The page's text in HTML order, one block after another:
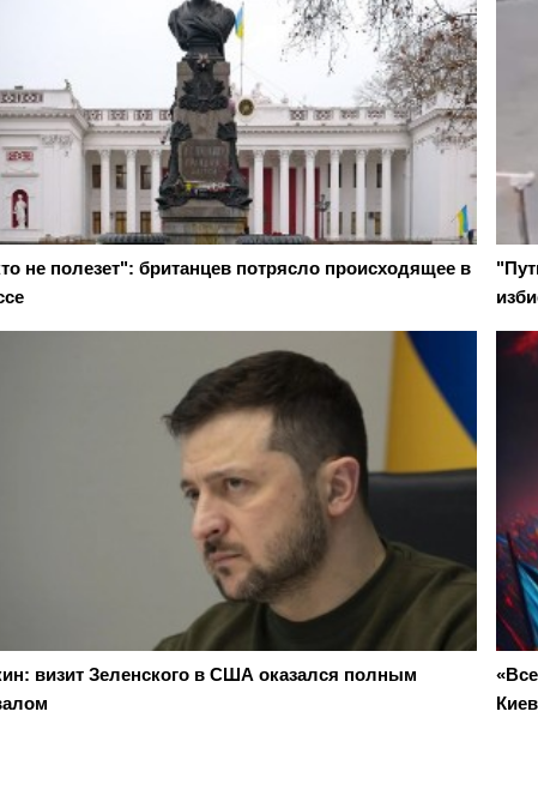
не полезет": британцев потрясло происходящее в
визит Зеленского в США оказался полным